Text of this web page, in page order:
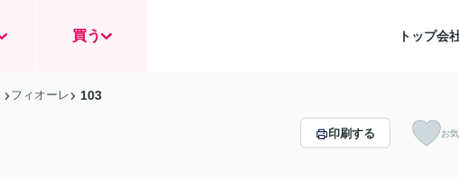
買う トップ会
フィオーレ 103
印刷する お